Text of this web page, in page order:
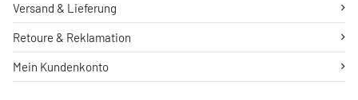
Versand & Lieferung
Retoure & Reklamation
Mein Kundenkonto